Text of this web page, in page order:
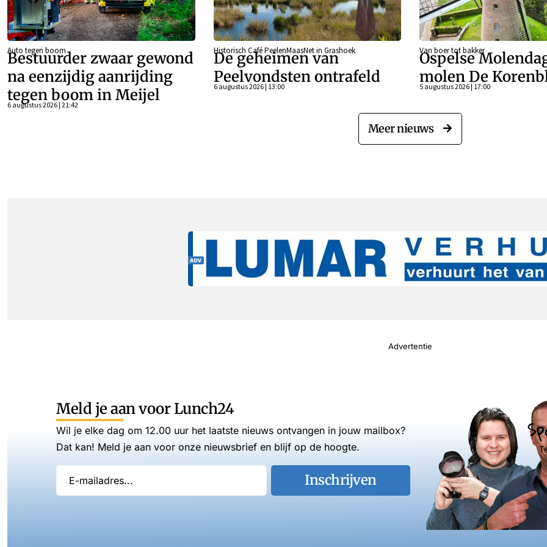
Auto tegen boom
Bestuurder zwaar gewond
na eenzijdig aanrijding
tegen boom in Meijel
6 augustus 2026 | 21:42
Historisch Café PeelenMaasNet in Grashoek
De geheimen van
Peelvondsten ontrafeld
6 augustus 2026 | 13:00
Van boer tot bakker
Ospelse
molen De
5 augustus 2026 | 17:00
Meer nieuws
Advertentie
Meld je aan voor Lunch24
Wil je elke dag om 12.00 uur het laatste nieuws ontvangen in jouw mailbox?
Dat kan! Meld je aan voor onze nieuwsbrief en blijf op de hoogte.
Inschrijven